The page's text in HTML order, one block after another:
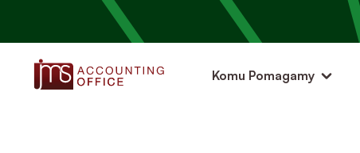
Komu Pomagamy